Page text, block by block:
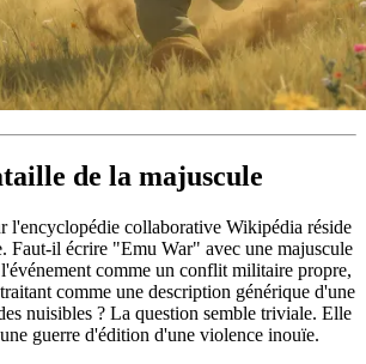
de la majuscule
collaborative Wikipédia réside
Faut-il écrire "Emu War" avec une majuscule
comme un conflit militaire propre,
comme une description générique d'une
nuisibles ? La question semble triviale. Elle
guerre d'édition d'une violence inouïe.